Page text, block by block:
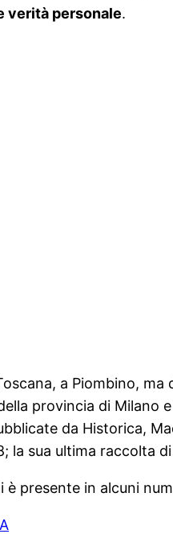
verità personale.
a Piombino,
provincia di Milano
da Historica,
la sua ultima raccolta
presente in alcuni